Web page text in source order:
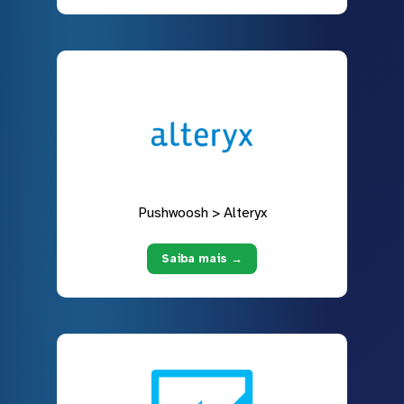
Pushwoosh > Alteryx
Saiba mais →